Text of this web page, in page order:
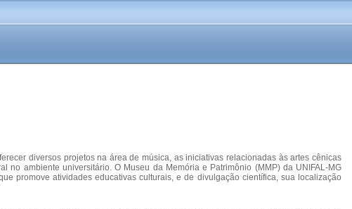
diversos projetos na área de música, as iniciativas relacionadas às artes cênicas
ambiente universitário. O Museu da Memória e Patrimônio (MMP) da UNIFAL-MG
promove atividades educativas culturais, e de divulgação científica, sua localização